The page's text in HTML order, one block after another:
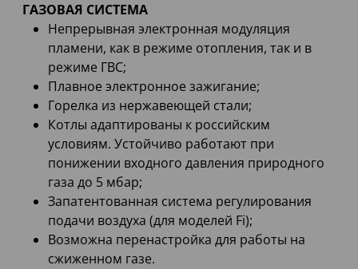
ГАЗОВАЯ СИСТЕМА
Непрерывная электронная модуляция
пламени, как в режиме отопления, так и в
режиме ГВС;
Плавное электронное зажигание;
Горелка из нержавеющей стали;
Котлы адаптированы к российским
условиям. Устойчиво работают при
понижении входного давления природного
газа до 5 мбар;
Запатентованная система регулирования
подачи воздуха (для моделей Fi);
Возможна перенастройка для работы на
сжиженном газе.